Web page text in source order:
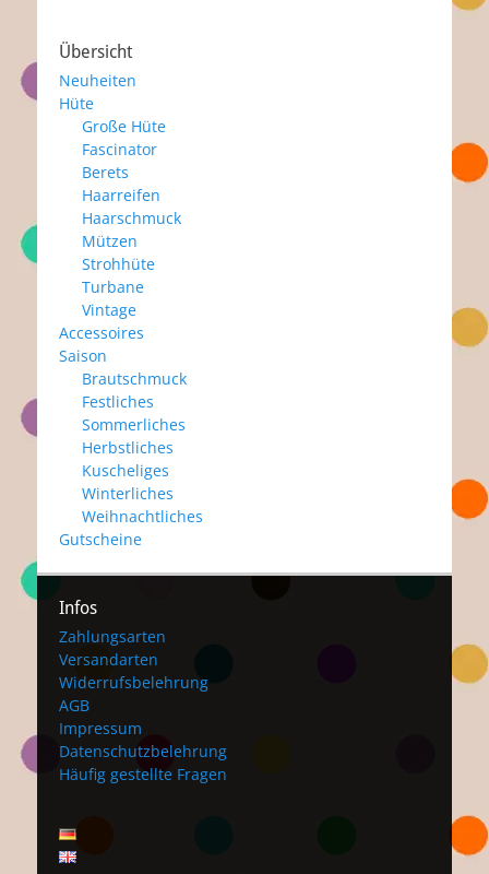
Übersicht
Neuheiten
Hüte
Große Hüte
Fascinator
Berets
Haarreifen
Haarschmuck
Mützen
Strohhüte
Turbane
Vintage
Accessoires
Saison
Brautschmuck
Festliches
Sommerliches
Herbstliches
Kuscheliges
Winterliches
Weihnachtliches
Gutscheine
Infos
Zahlungsarten
Versandarten
Widerrufsbelehrung
AGB
Impressum
Datenschutzbelehrung
Häufig gestellte Fragen